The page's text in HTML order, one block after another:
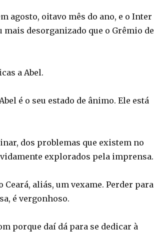
agosto, oitavo mês do ano, e o Inter
desorganizado que o Grêmio de
a Abel.
é o seu estado de ânimo. Ele está
dos problemas que existem no
explorados pela imprensa.
aliás, um vexame. Perder para
é vergonhoso.
porque daí dá para se dedicar à